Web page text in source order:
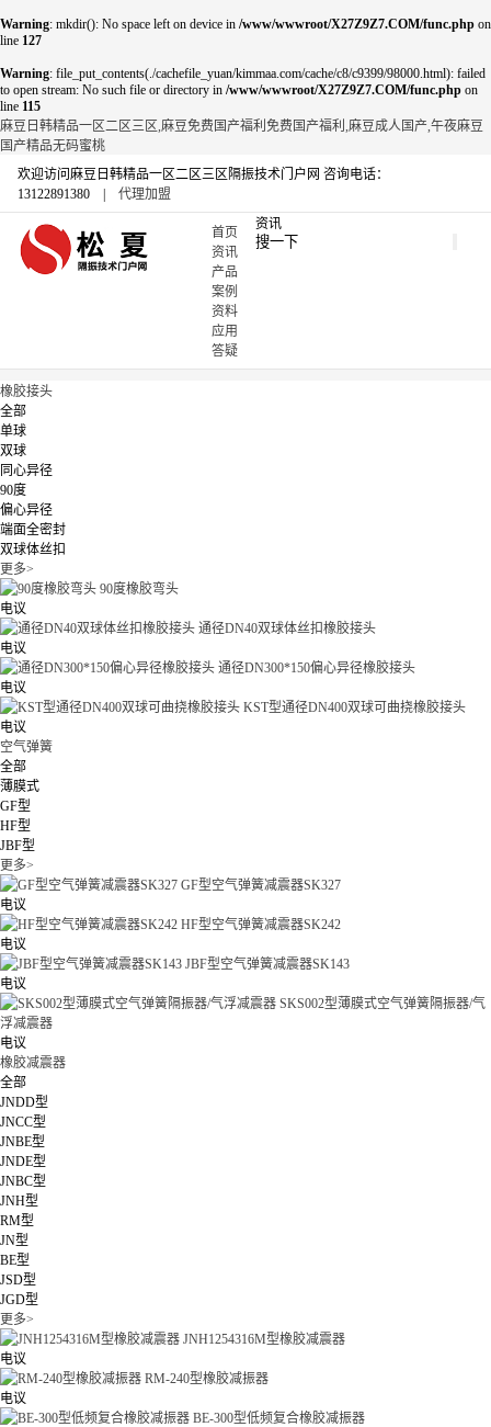
Warning: mkdir(): No space left on device in /www/wwwroot/X27Z9Z7.COM/func.php on
line 127
Warning: file_put_contents(./cachefile_yuan/kimmaa.com/cache/c8/c9399/98000.html): failed
to open stream: No such file or directory in /www/wwwroot/X27Z9Z7.COM/func.php on
line 115
麻豆日韩精品一区二区三区,麻豆免费国产福利免费国产福利,麻豆成人国产,午夜麻豆
国产精品无码蜜桃
欢迎访问麻豆日韩精品一区二区三区隔振技术门户网 咨询电话：
13122891380 | 代理加盟
首页
资讯
产品
案例
资料
应用
答疑
资讯
橡胶接头
全部
单球
双球
同心异径
90度
偏心异径
端面全密封
双球体丝扣
更多>
90度橡胶弯头
电议
通径DN40双球体丝扣橡胶接头
电议
通径DN300*150偏心异径橡胶接头
电议
KST型通径DN400双球可曲挠橡胶接头
电议
空气弹簧
全部
薄膜式
GF型
HF型
JBF型
更多>
GF型空气弹簧减震器SK327
电议
HF型空气弹簧减震器SK242
电议
JBF型空气弹簧减震器SK143
电议
SKS002型薄膜式空气弹簧隔振器/气
浮减震器
电议
橡胶减震器
全部
JNDD型
JNCC型
JNBE型
JNDE型
JNBC型
JNH型
RM型
JN型
BE型
JSD型
JGD型
更多>
JNH1254316M型橡胶减震器
电议
RM-240型橡胶减振器
电议
BE-300型低频复合橡胶减振器